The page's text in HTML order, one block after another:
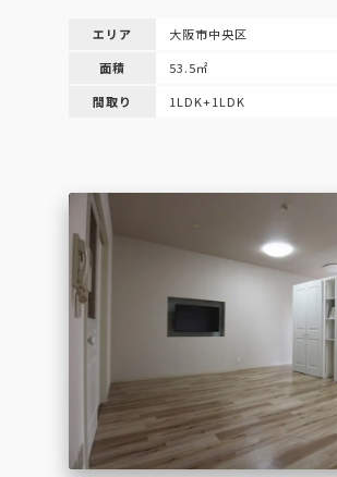
エリア
大阪市中央区
面積
53.5㎡
間取り
1LDK+1LDK